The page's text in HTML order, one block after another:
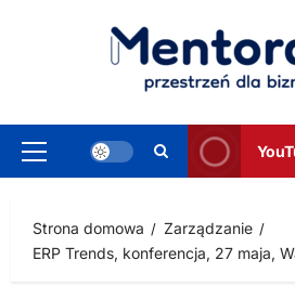
Menu
Strona domowa
Zarządzanie
ERP Trends, konferencja, 27 maja,